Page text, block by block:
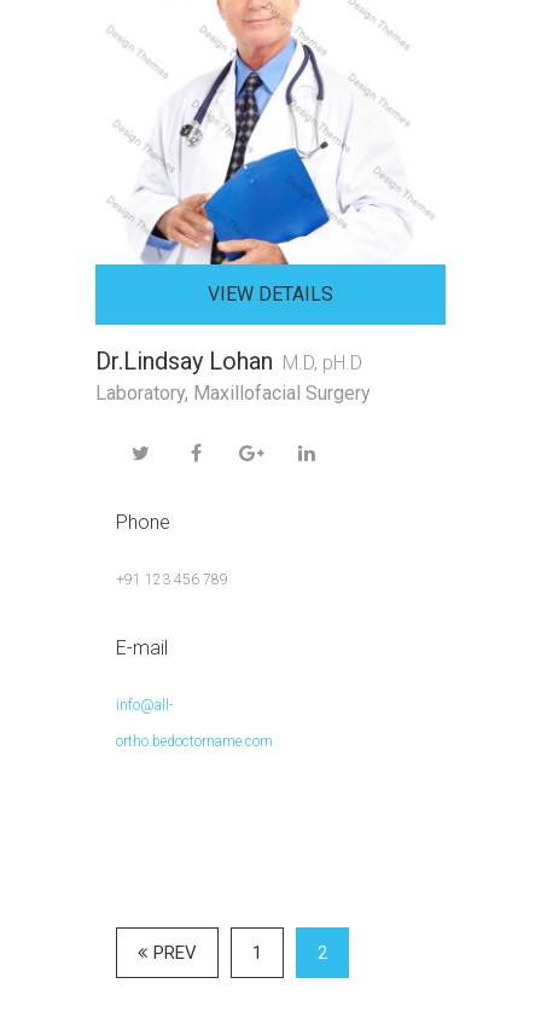
VIEW DETAILS
Dr.Lindsay Lohan M.D, pH.D
Laboratory, Maxillofacial Surgery
Phone
+91 123 456 789
E-mail
info@all-
ortho.bedoctorname.com
PREV 1 2